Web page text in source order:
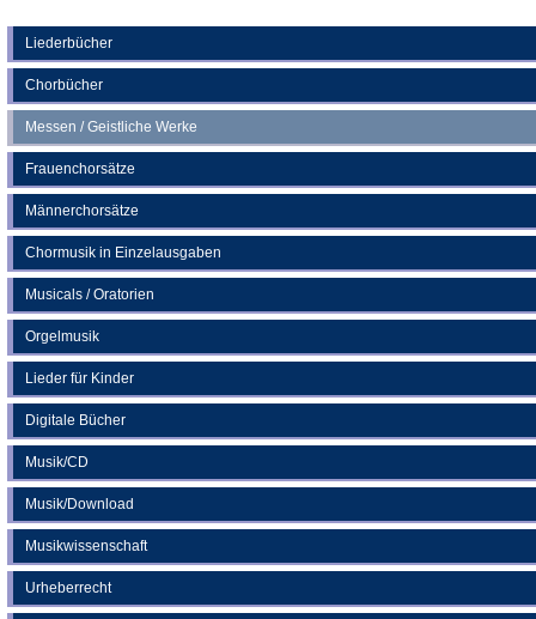
Liederbücher
Chorbücher
Messen / Geistliche Werke
Frauenchorsätze
Männerchorsätze
Chormusik in Einzelausgaben
Musicals / Oratorien
Orgelmusik
Lieder für Kinder
Digitale Bücher
Musik/CD
Musik/Download
Musikwissenschaft
Urheberrecht